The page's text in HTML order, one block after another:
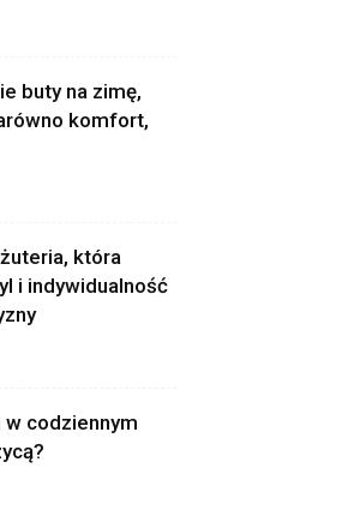
buty na zimę,
komfort,
która
i indywidualność
codziennym